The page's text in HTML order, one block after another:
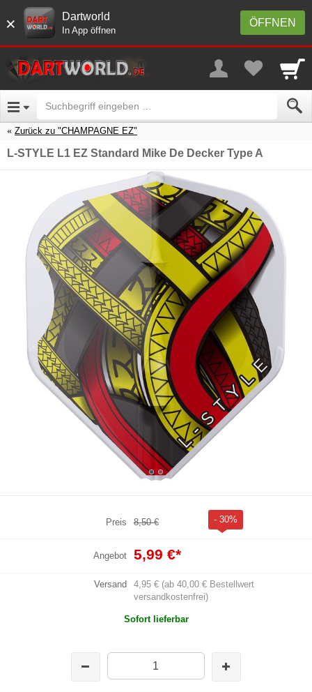
× ÖFFNEN
Dartworld
In App öffnen
Zurück zu "CHAMPAGNE EZ"
L-STYLE L1 EZ Standard Mike De Decker Type A
Preis 8,50 € - 30%
Angebot 5,99 €*
Versand
4,95 € (ab 40,00 € Bestellwert
versandkostenfrei)
Sofort lieferbar